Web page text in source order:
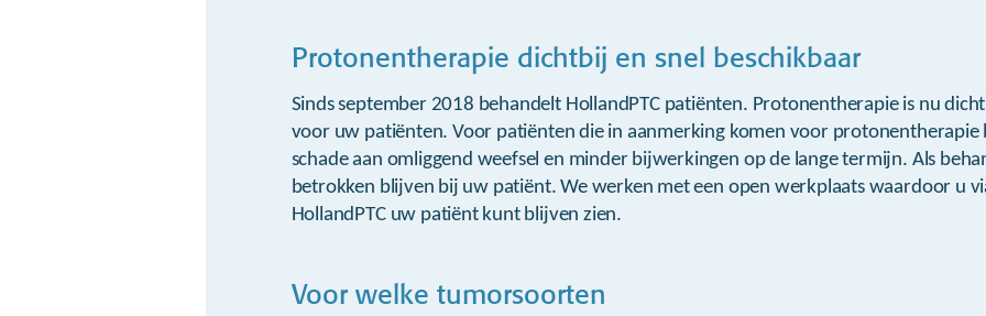
Protonentherapie dichtbij en snel beschikbaar
Sinds september 2018 behandelt HollandPTC patiënten. Protonentherapie is nu
voor uw patiënten. Voor patiënten die in aanmerking komen voor protonentherapie
schade aan omliggend weefsel en minder bijwerkingen op de lange termijn. Als
betrokken blijven bij uw patiënt. We werken met een open werkplaats waardoor u
HollandPTC uw patiënt kunt blijven zien.
Voor welke tumorsoorten